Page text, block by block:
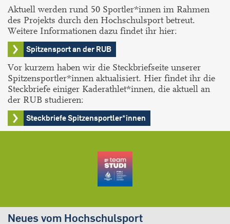
Aktuell werden rund 50 Sportler*innen im Rahmen
des Projekts durch den Hochschulsport betreut.
Weitere Informationen dazu findet ihr hier:
Spitzensport an der RUB
Vor kurzem haben wir die Steckbriefseite unserer
Spitzensportler*innen aktualisiert. Hier findet ihr die
Steckbriefe einiger Kaderathlet*innen, die aktuell an
der RUB studieren:
Steckbriefe Spitzensportler*innen
Neues vom Hochschulsport